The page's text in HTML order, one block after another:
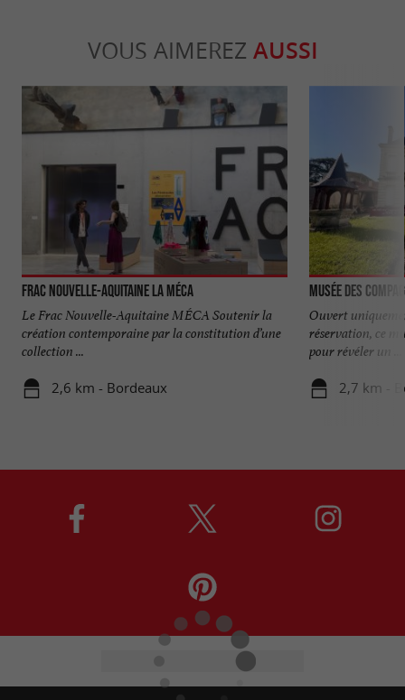
VOUS AIMEREZ AUSSI
Frac Nouvelle-Aquitaine La MÉCA
Le Frac Nouvelle-Aquitaine MÉCA Soutenir la
création contemporaine par la constitution d’une
collection ...
2,6 km - Bordeaux
Musée des
Ouvert
réservation, ce
pour révéler un ...
2,7 km -